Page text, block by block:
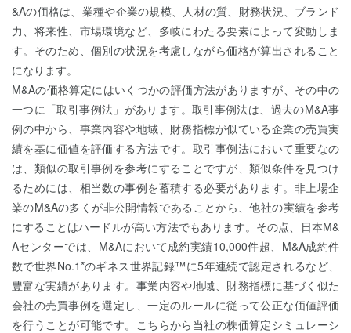
&Aの価格は、業種や企業の規模、人材の質、財務状況、ブランド
力、将来性、市場環境など、多岐にわたる要素によって変動しま
す。そのため、個別の状況を考慮しながら価格が算出されること
になります。
M&Aの価格算定にはいくつかの評価方法がありますが、その中の
一つに「取引事例法」があります。取引事例法は、過去のM&A事
例の中から、事業内容や地域、財務指標が似ている企業の売買実
績を基に価値を評価する方法です。取引事例法において重要なの
は、類似の取引事例を参考にすることですが、類似条件を見つけ
るためには、相当数の事例を蓄積する必要があります。非上場企
業のM&Aの多くが非公開情報であることから、他社の実績を参考
にすることはハードルが高い方法でもあります。その点、日本M&
Aセンターでは、M&Aにおいて成約実績10,000件超、M&A成約件
数で世界No.1*のギネス世界記録™に5年連続で認定されるなど、
豊富な実績があります。事業内容や地域、財務指標に基づく似た
会社の売買事例を選定し、一定のルールに従って公正な価値評価
を行うことが可能です。こちらから当社の株価算定シミュレーシ